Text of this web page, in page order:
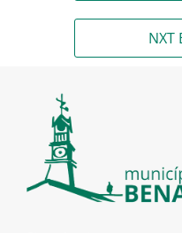
NXT